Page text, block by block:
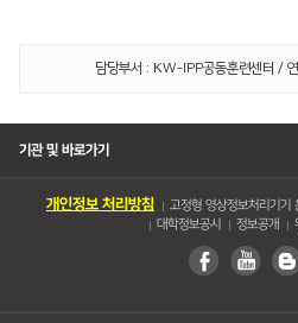
담당부서 : KW-IPP공동훈련센터
기관 및 바로가기
개인정보 처리방침 고정형 영상정보처리기기
대학정보공시
정보공개